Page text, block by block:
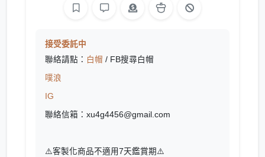
接受委託中
聯絡請點： 白帽 / FB搜尋白帽
噗浪
IG
聯絡信箱：xu4g4456@gmail.com
⚠️客製化商品不適用7天鑑賞期⚠️